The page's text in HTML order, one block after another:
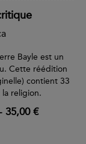
Bayle est un
Cette réédition
contient 33
religion.
35,00 €